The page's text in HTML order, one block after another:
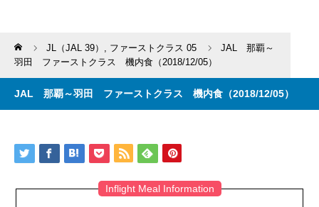
Home JL（JAL 39） , ファーストクラス 05
JAL 那覇～
羽田 ファーストクラス 機内食（2018/12/05）
JAL 那覇～羽田 ファーストクラス 機内食（2018/12/05）
Inflight Meal Information